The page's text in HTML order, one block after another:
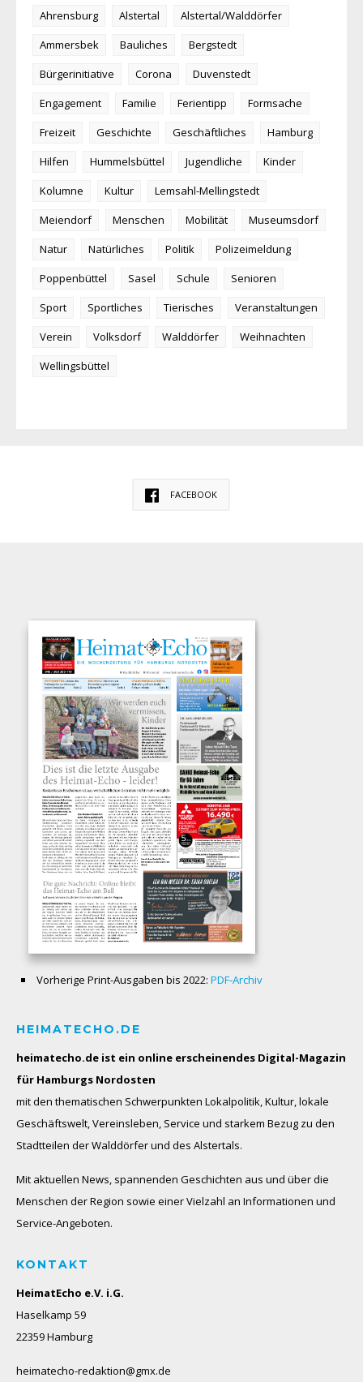
Ahrensburg Alstertal
Alstertal/Walddörfer
Ammersbek
Bauliches
Bergstedt
Bürgerinitiative
Corona
Duvenstedt
Engagement
Familie Ferientipp
Formsache
Freizeit
Geschichte Geschäftliches
Hamburg
Hilfen
Hummelsbüttel Jugendliche
Kinder
Kolumne
Kultur
Lemsahl-Mellingstedt
Meiendorf
Menschen Mobilität
Museumsdorf
Natur
Natürliches Politik
Polizeimeldung
Poppenbüttel
Sasel Schule
Senioren
Sport
Sportliches Tierisches
Veranstaltungen
Verein
Volksdorf Walddörfer
Weihnachten
Wellingsbüttel
FACEBOOK
Vorherige Print-Ausgaben bis 2022: PDF-Archiv
HEIMATECHO.DE
heimatecho.de ist ein online erscheinendes Digital-Magazin
für Hamburgs Nordosten
mit den thematischen Schwerpunkten Lokalpolitik, Kultur, lokale
Geschäftswelt, Vereinsleben, Service und starkem Bezug zu den
Stadtteilen der Walddörfer und des Alstertals.
Mit aktuellen News, spannenden Geschichten aus und über die
Menschen der Region sowie einer Vielzahl an Informationen und
Service-Angeboten.
KONTAKT
HeimatEcho e.V. i.G.
Haselkamp 59
22359 Hamburg
heimatecho-redaktion@gmx.de